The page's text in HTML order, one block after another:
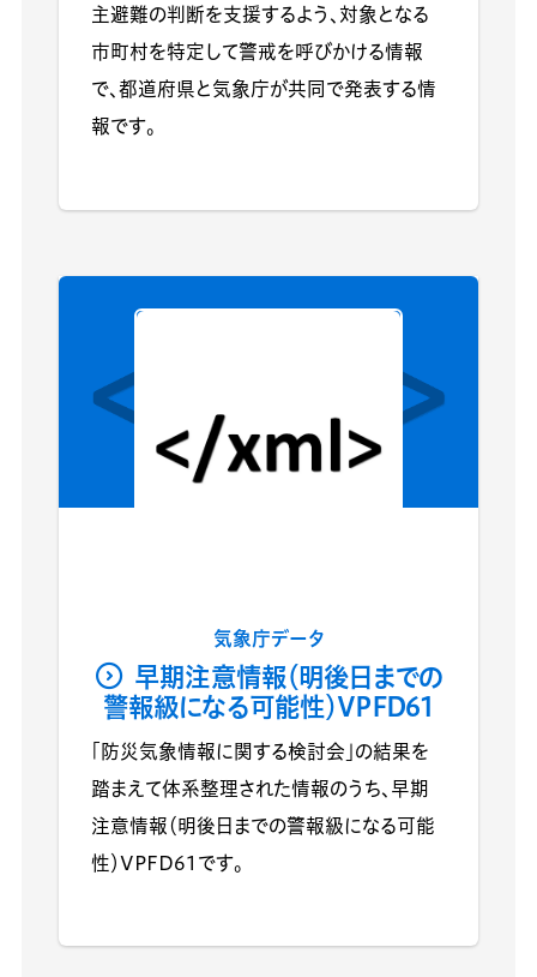
主避難の判断を支援するよう、対象となる
市町村を特定して警戒を呼びかける情報
で、都道府県と気象庁が共同で発表する情
報です。
気象庁データ
早期注意情報（明後日までの
警報級になる可能性）VPFD61
「防災気象情報に関する検討会」の結果を
踏まえて体系整理された情報のうち、早期
注意情報（明後日までの警報級になる可能
性）VPFD61です。